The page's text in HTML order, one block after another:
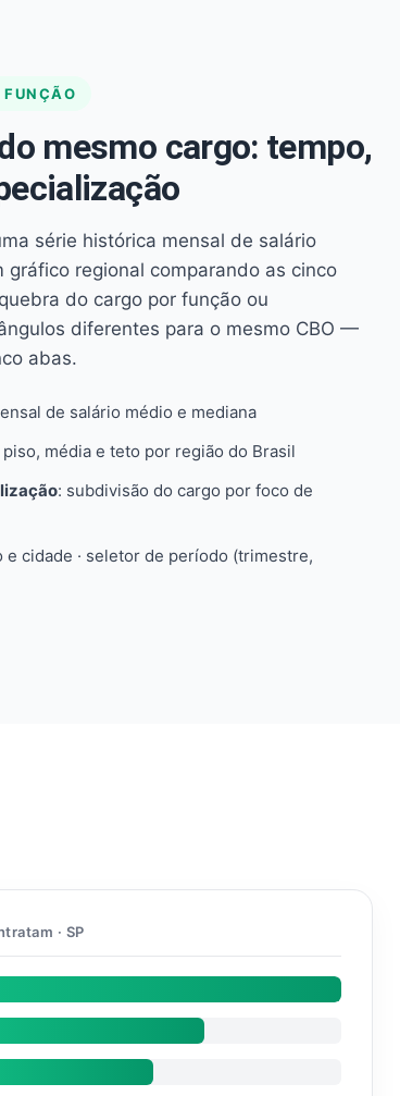
mesmo cargo: tempo,
série histórica mensal de salário
gráfico regional comparando as cinco
do cargo por função ou
diferentes para o mesmo CBO —
abas.
de salário médio e mediana
piso, média e teto por região do Brasil
: subdivisão do cargo por foco de
e cidade · seletor de período (trimestre,
· SP